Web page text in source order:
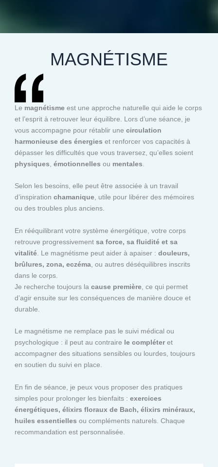
MAGNÉTISME
Le magnétisme est une approche naturelle qui aide le corps
et l’esprit à retrouver leur équilibre. Lors d’une séance, je
vous accompagne pour rétablir une circulation
harmonieuse des énergies et renforcer vos capacités à
dépasser les difficultés que vous traversez, qu’elles soient
physiques émotionnelles ou mentales
Selon les besoins, elle peut être associée à un travail
d’inspiration chamanique, utile pour libérer des mémoires
ou des troubles plus anciens.
En rééquilibrant votre système énergétique, votre corps
retrouve progressivement sa force, sa fluidité et sa
vitalité . Le magnétisme peut aider à apaiser : douleurs,
brûlures, zona, eczéma , ou autres déséquilibres inscrits
dans le corps.
Je recherche toujours la cause première , ce qui permet
d’agir ensuite sur les conséquences de manière douce et
durable.
Le magnétisme ne remplace pas le suivi médical ou
psychologique : il peut au contraire le compléteret
accompagner des situations sensibles ou lourdes, toujours
en soutien du suivi en place.
En fin de séance, je peux vous proposer des pratiques
simples pour prolonger les bienfaits : exercices
énergétiques, élixirs floraux de Bach, élixirs minéraux,
huiles essentielles ou compléments naturels. Chaque
recommandation est personnalisée.